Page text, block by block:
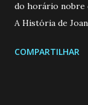
do horário nobre
A História de
de 25/05/26 a
COMPARTILHAR